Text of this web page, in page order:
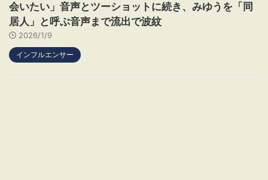
会いたい」音声とツーショットに続き、みゆうを「同
居人」と呼ぶ音声まで流出で波紋
2026/1/9
インフルエンサー